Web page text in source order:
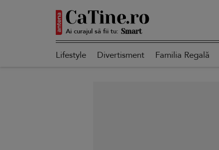
Ai curajul să fii tu: Autentică
Lifestyle Divertisment Familia Regală